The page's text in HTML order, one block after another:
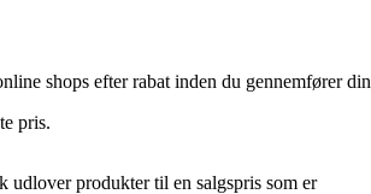
shops efter rabat inden du gennemfører din
pris.
udlover produkter til en salgspris som er